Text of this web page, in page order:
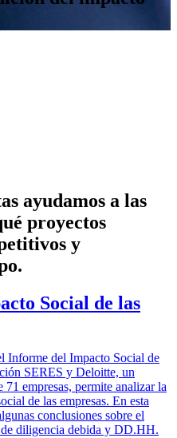
ayudamos a las
proyectos
y
Social de las
Informe del Impacto Social de
SERES y Deloitte, un
empresas, permite analizar la
de las empresas. En esta
conclusiones sobre el
de diligencia debida y DD.HH.